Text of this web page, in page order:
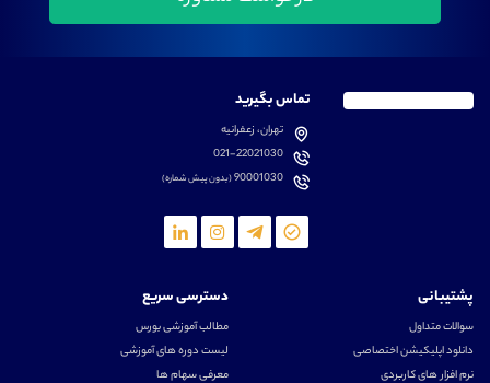
تماس بگیرید
تهران، زعفرانیه
021-22021030
90001030(بدون پیش شماره)
پشتیبانی
سوالات متداول
دانلود اپلیکیشن اختصاصی
نرم افزار های کاربردی
دسترسی سریع
مطالب آموزشی بورس
لیست دوره های آموزشی
معرفی سهام ها